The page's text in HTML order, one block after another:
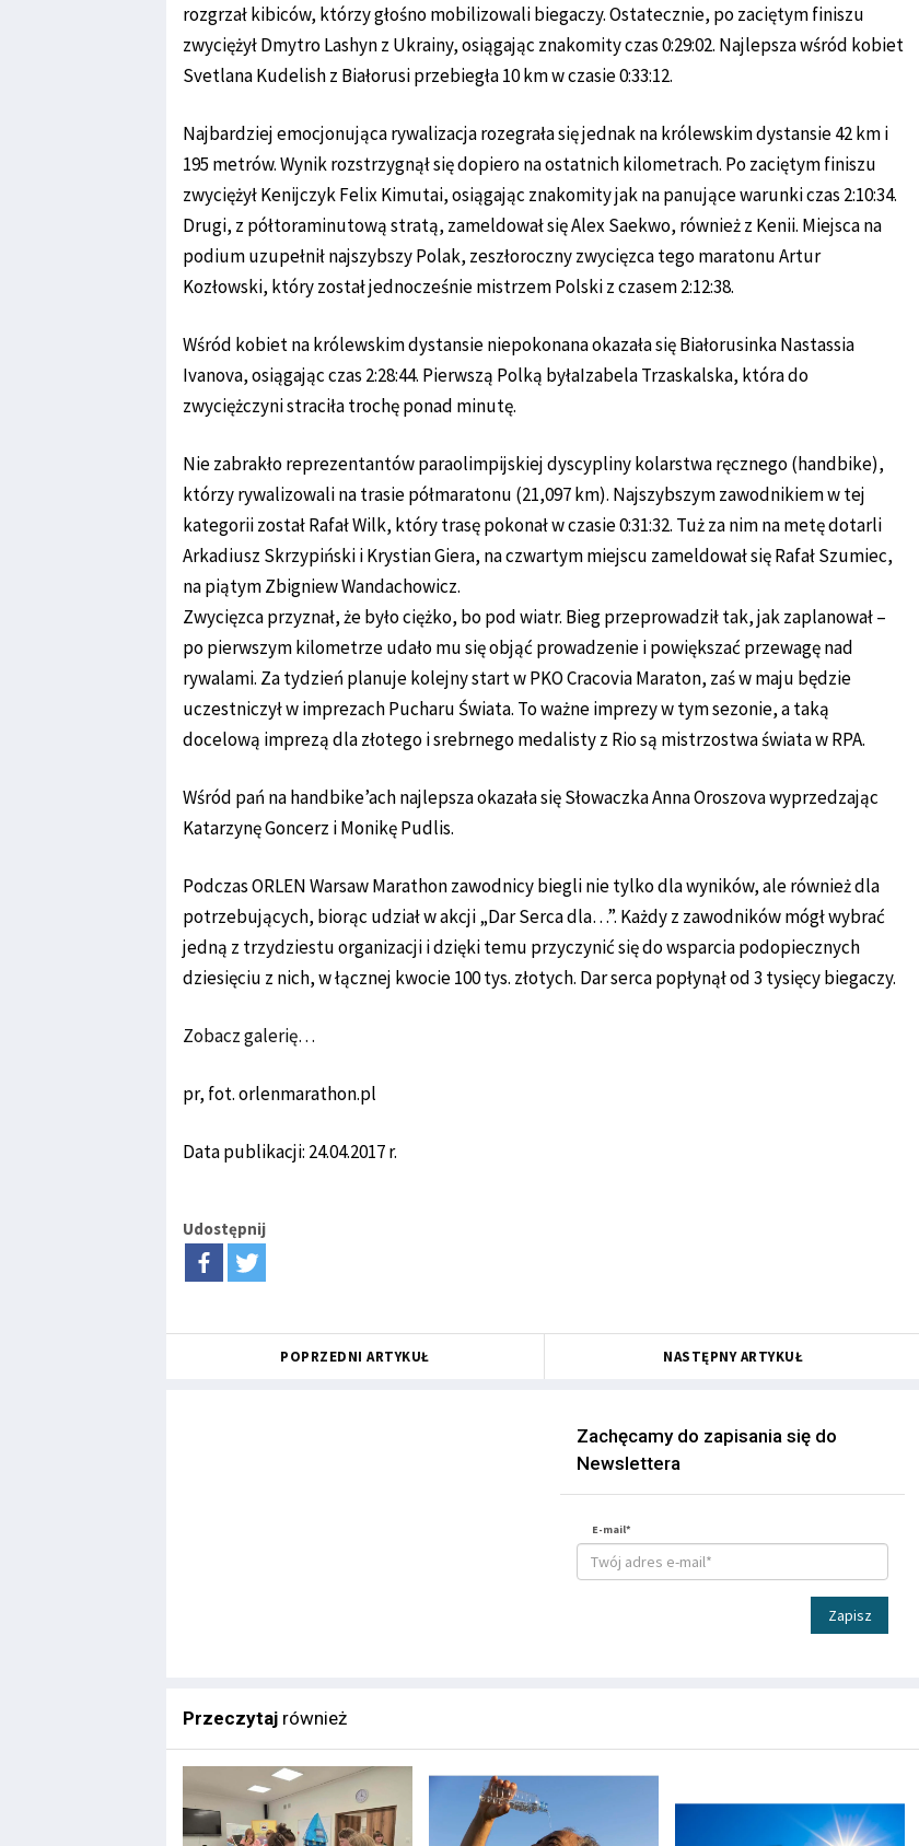
rozgrzał kibiców, którzy głośno mobilizowali biegaczy. Ostatecznie, po zaciętym finiszu
zwyciężył Dmytro Lashyn z Ukrainy, osiągając znakomity czas 0:29:02. Najlepsza wśród kobiet
Svetlana Kudelish z Białorusi przebiegła 10 km w czasie 0:33:12.
Najbardziej emocjonująca rywalizacja rozegrała się jednak na królewskim dystansie 42 km i
195 metrów. Wynik rozstrzygnął się dopiero na ostatnich kilometrach. Po zaciętym finiszu
zwyciężył Kenijczyk Felix Kimutai, osiągając znakomity jak na panujące warunki czas 2:10:34.
Drugi, z półtoraminutową stratą, zameldował się Alex Saekwo, również z Kenii. Miejsca na
podium uzupełnił najszybszy Polak, zeszłoroczny zwycięzca tego maratonu Artur
Kozłowski, który został jednocześnie mistrzem Polski z czasem 2:12:38.
Wśród kobiet na królewskim dystansie niepokonana okazała się Białorusinka Nastassia
Ivanova, osiągając czas 2:28:44. Pierwszą Polką byłaIzabela Trzaskalska, która do
zwyciężczyni straciła trochę ponad minutę.
Nie zabrakło reprezentantów paraolimpijskiej dyscypliny kolarstwa ręcznego (handbike),
którzy rywalizowali na trasie półmaratonu (21,097 km). Najszybszym zawodnikiem w tej
kategorii został Rafał Wilk, który trasę pokonał w czasie 0:31:32. Tuż za nim na metę dotarli
Arkadiusz Skrzypiński i Krystian Giera, na czwartym miejscu zameldował się Rafał Szumiec,
na piątym Zbigniew Wandachowicz.
Zwycięzca przyznał, że było ciężko, bo pod wiatr. Bieg przeprowadził tak, jak zaplanował –
po pierwszym kilometrze udało mu się objąć prowadzenie i powiększać przewagę nad
rywalami. Za tydzień planuje kolejny start w PKO Cracovia Maraton, zaś w maju będzie
uczestniczył w imprezach Pucharu Świata. To ważne imprezy w tym sezonie, a taką
docelową imprezą dla złotego i srebrnego medalisty z Rio są mistrzostwa świata w RPA.
Wśród pań na handbike’ach najlepsza okazała się Słowaczka Anna Oroszova wyprzedzając
Katarzynę Goncerz i Monikę Pudlis.
Podczas ORLEN Warsaw Marathon zawodnicy biegli nie tylko dla wyników, ale również dla
potrzebujących, biorąc udział w akcji „Dar Serca dla…”. Każdy z zawodników mógł wybrać
jedną z trzydziestu organizacji i dzięki temu przyczynić się do wsparcia podopiecznych
dziesięciu z nich, w łącznej kwocie 100 tys. złotych. Dar serca popłynął od 3 tysięcy biegaczy.
Zobacz galerię…
pr, fot. orlenmarathon.pl
Data publikacji: 24.04.2017 r.
Udostępnij
POPRZEDNI ARTYKUŁ NASTĘPNY ARTYKUŁ
Zachęcamy do zapisania się do
Newslettera
E-mail*
Zapisz
Przeczytaj również